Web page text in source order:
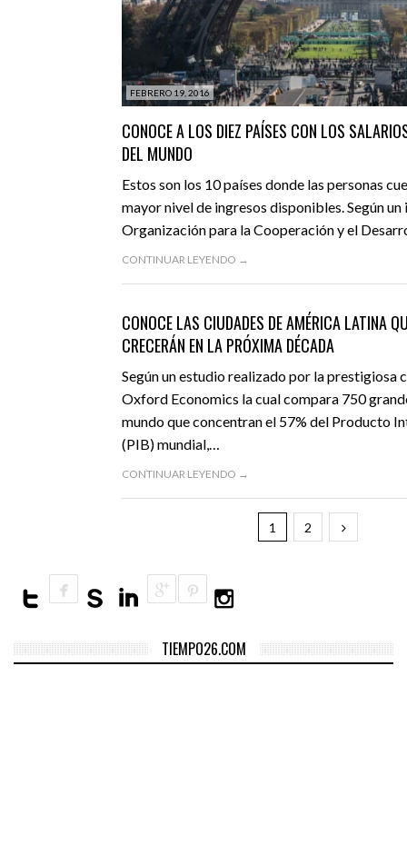
FEBRERO 19, 2016
CONOCE A LOS DIEZ PAÍSES CON LOS
DEL MUNDO
Estos son los 10 países donde las personas
mayor nivel de ingresos disponibles. Según
Organización para la Cooperación y el
CONTINUAR LEYENDO →
FEBRERO 4, 2016
CONOCE LAS CIUDADES DE AMÉRICA LATINA
CRECERÁN EN LA PRÓXIMA DÉCADA
Según un estudio realizado por la prestigiosa
Oxford Economics la cual compara 750
mundo que concentran el 57% del Producto
(PIB) mundial,…
CONTINUAR LEYENDO →
1 2
TIEMPO26.COM